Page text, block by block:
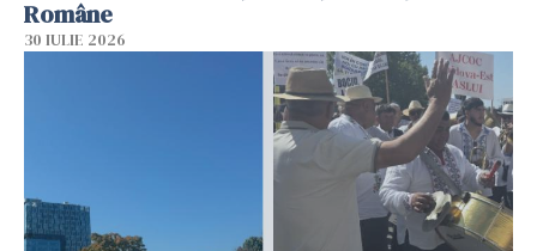
Române
30 IULIE 2026